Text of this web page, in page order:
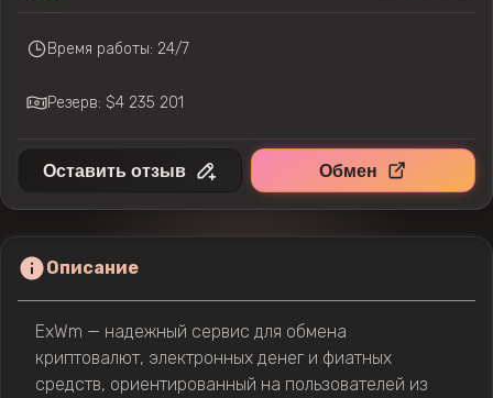
Время работы: 24/7
Резерв: $4 235 201
Оставить отзыв Обмен
Описание
ExWm — надежный сервис для обмена
криптовалют, электронных денег и фиатных
средств, ориентированный на пользователей из